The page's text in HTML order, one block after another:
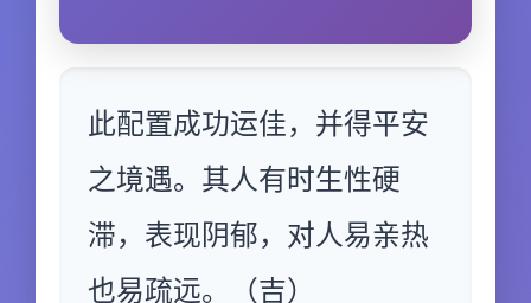
此配置成功运佳，并得平安
之境遇。其人有时生性硬
滞，表现阴郁，对人易亲热
也易疏远。（吉）